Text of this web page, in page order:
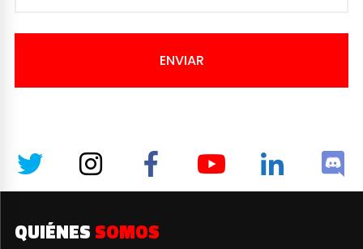
ENVIAR
QUIÉNES SOMOS